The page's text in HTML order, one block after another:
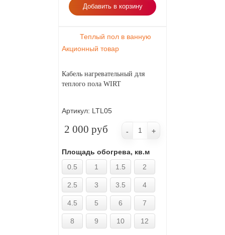
Добавить в корзину
Теплый пол в ванную
Акционный товар
Кабель нагревательный для
теплого пола WIRT
Артикул: LTL05
2 000 руб
Площадь обогрева, кв.м
0.5
1 1.5 2
2.5 3 3.5 4
4.5 5 6 7
8 9 10 12
- +